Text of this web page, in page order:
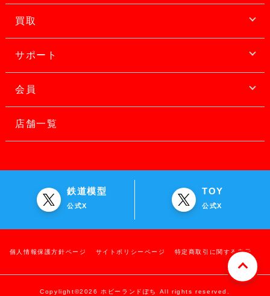
買取
サポート
会員
店舗一覧
鉄道模型
公式X
TOY
公式X
個人情報保護方針ページ サイトポリシーページ 特定商取引に関する表示
Copylight©2026 ホビーランドぽち All rights reserved.